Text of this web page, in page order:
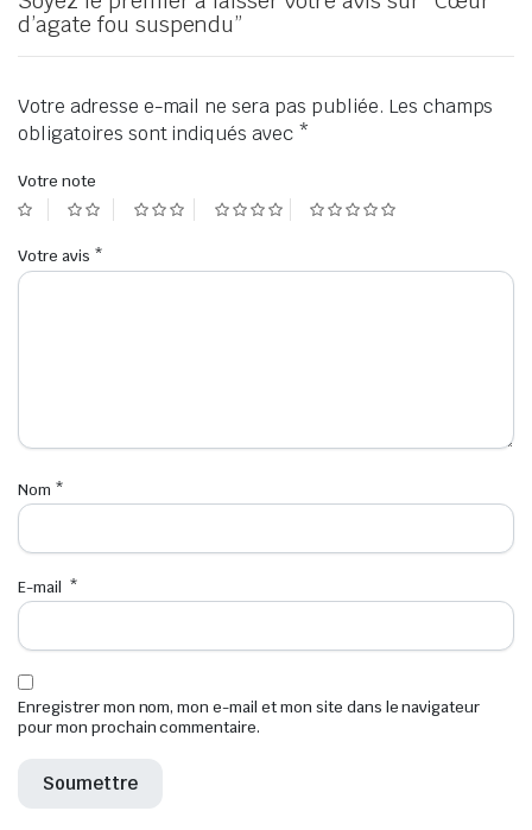
d’agate fou suspendu”
Votre adresse e-mail ne sera pas publiée. Les champs
obligatoires sont indiqués avec *
Votre note
Votre avis *
Nom *
E-mail *
Enregistrer mon nom, mon e-mail et mon site dans le navigateur
pour mon prochain commentaire.